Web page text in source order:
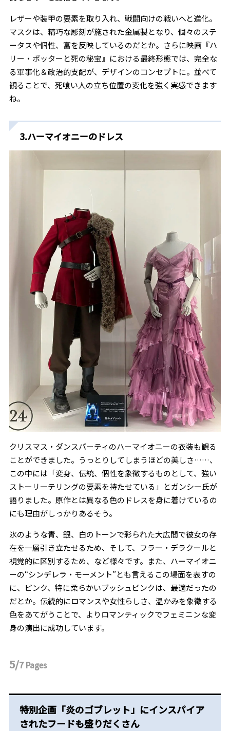
レザーや装甲の要素を取り入れ、戦闘向けの戦いへと進化。
マスクは、精巧な彫刻が施された金属製となり、個々のステ
ータスや個性、富を反映しているのだとか。さらに映画『ハ
リー・ポッターと死の秘宝』における最終形態では、完全な
る軍事化＆政治的支配が、デザインのコンセプトに。並べて
観ることで、死喰い人の立ち位置の変化を強く実感できます
ね。
3.ハーマイオニーのドレス
クリスマス・ダンスパーティのハーマイオニーの衣装も観る
ことができました。うっとりしてしまうほどの美しさ……、
この中には「変身、伝統、個性を象徴するものとして、強い
ストーリーテリングの要素を持たせている」とガンシー氏が
語りました。原作とは異なる色のドレスを身に着けているの
にも理由がしっかりあるそう。
氷のような青、銀、白のトーンで彩られた大広間で彼女の存
在を一層引き立たせるため、そして、フラー・デラクールと
視覚的に区別するため、など様々です。また、ハーマイオニ
ーの“シンデレラ・モーメント”とも言えるこの場面を表すの
に、ピンク、特に柔らかいブッシュピンクは、最適だったの
だとか。伝統的にロマンスや女性らしさ、温かみを象徴する
色をあてがうことで、よりロマンティックでフェミニンな変
身の演出に成功しています。
5/7Pages
特別企画「炎のゴブレット」にインスパイア
されたフードも盛りだくさん